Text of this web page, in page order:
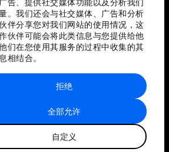
告、提供社交媒体功能以及分析我们
。我们还会与社交媒体、广告和分析
伴分享您对我们网站的使用情况，这
伙伴可能会将此类信息与您提供给他
们在您使用其服务的过程中收集的其
相结合。
全部允许
自定义
拒绝
站点地图
世界经济论坛